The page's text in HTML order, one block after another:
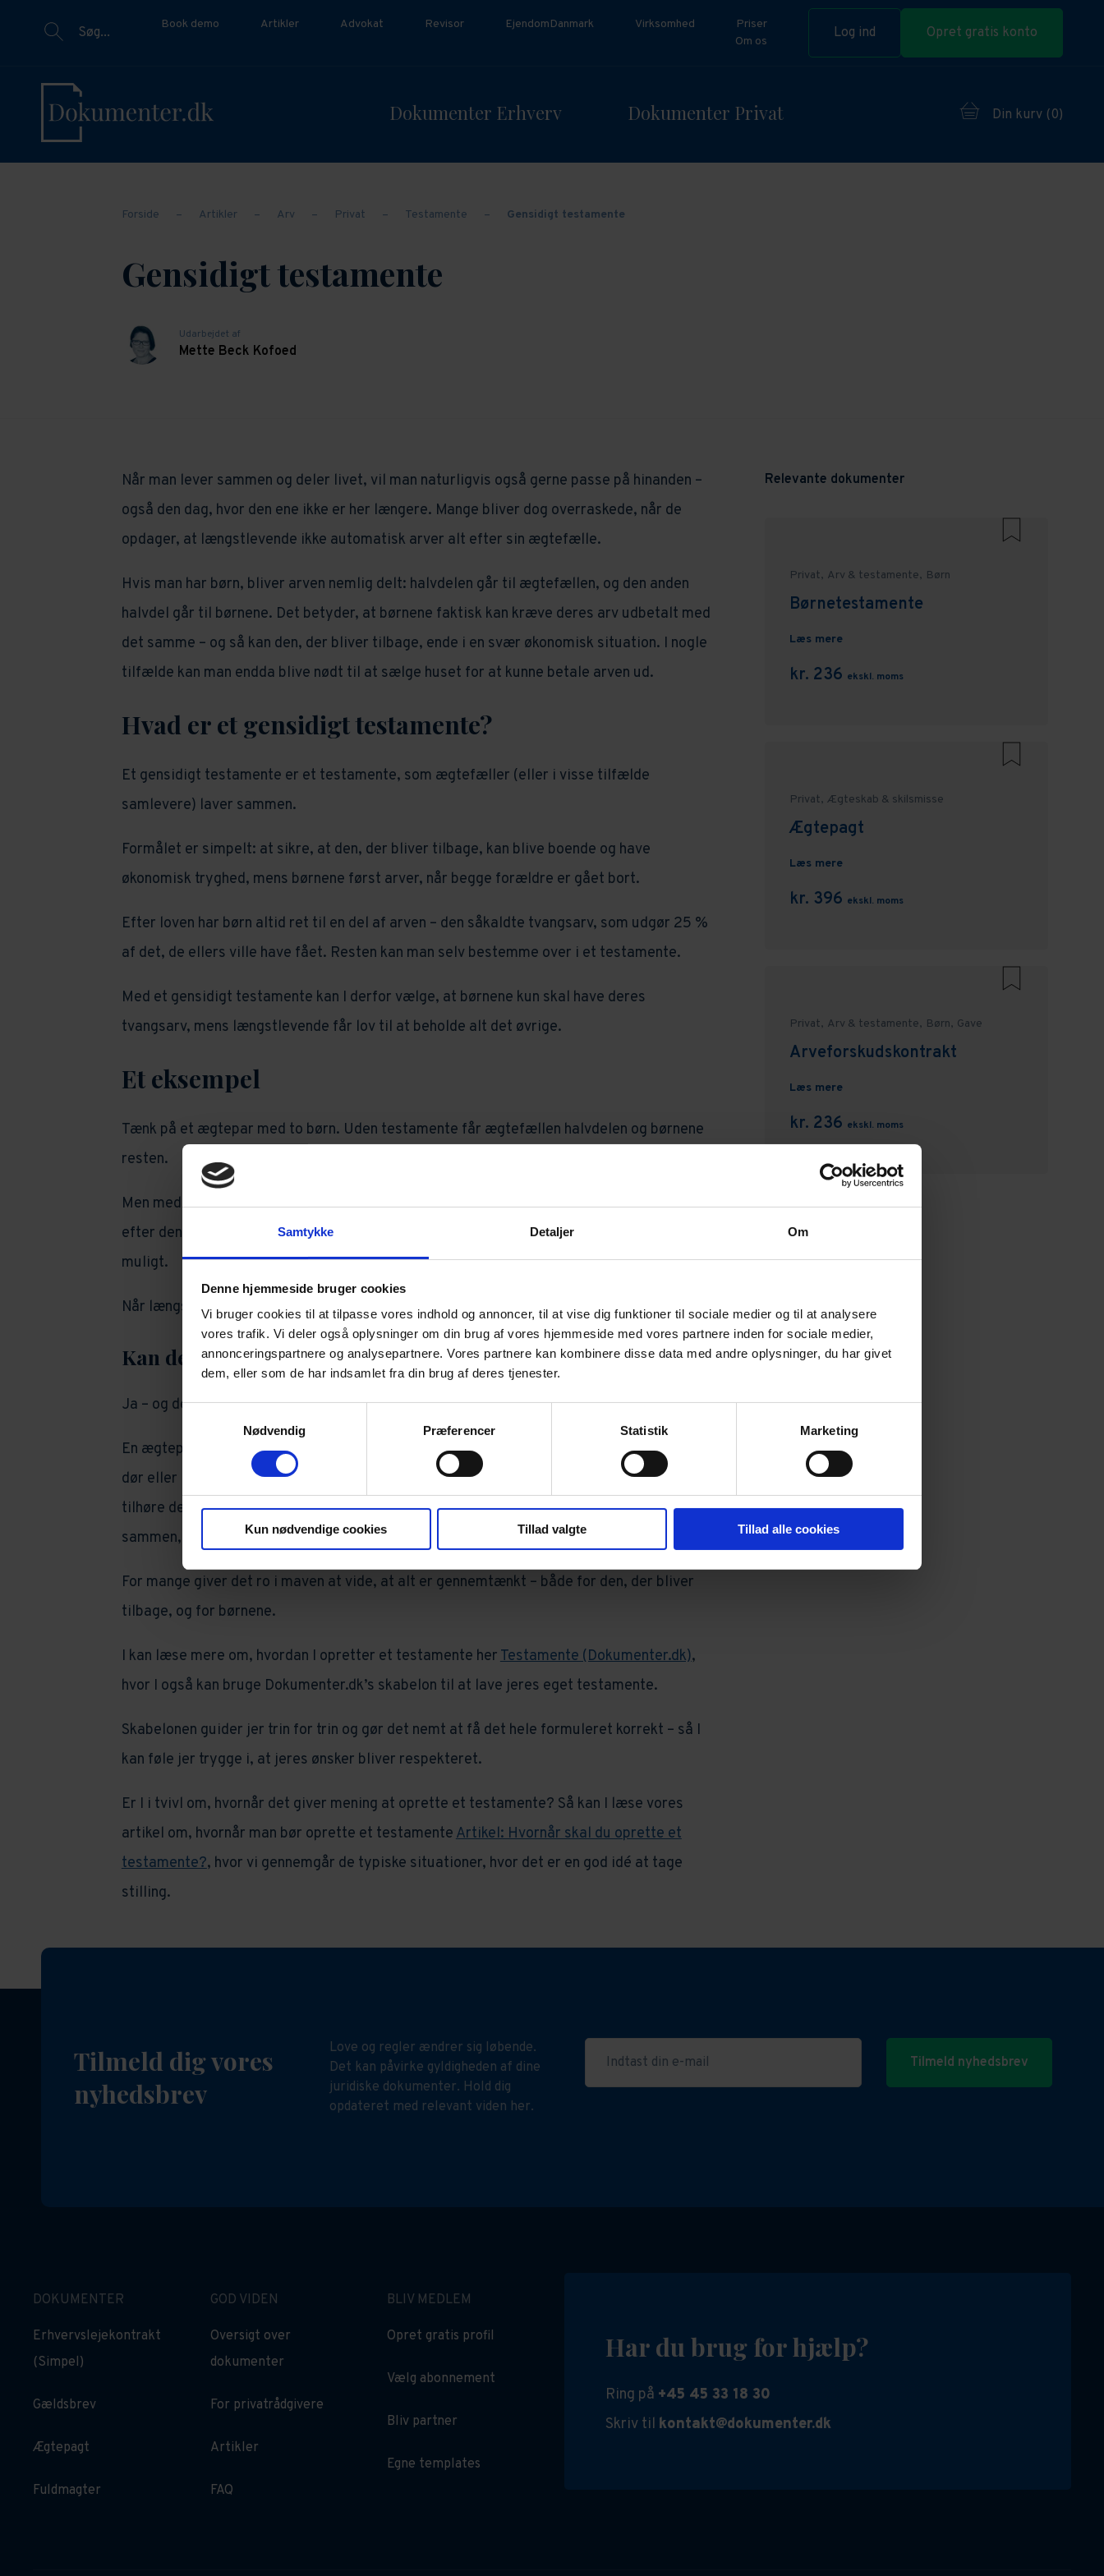
Samtykke Detaljer Om
Denne hjemmeside bruger cookies
Vi bruger cookies til at tilpasse vores indhold og annoncer, til at vise dig funktioner til sociale medier og til at analysere
vores trafik. Vi deler også oplysninger om din brug af vores hjemmeside med vores partnere inden for sociale medier,
annonceringspartnere og analysepartnere. Vores partnere kan kombinere disse data med andre oplysninger, du har givet
dem, eller som de har indsamlet fra din brug af deres tjenester.
Samtykkevalg
Nødvendig
Præferencer Statistik Marketing
Kun nødvendige cookies Tillad valgte Tillad alle cookies
Søg...
Book demo Artikler Advokat Revisor EjendomDanmark Virksomhed
Priser
Om os
Log ind Opret gratis konto
Dokumenter Erhverv Dokumenter Privat Din kurv (0)
Forside – Artikler – Arv – Privat – Testamente – Gensidigt testamente
Gensidigt testamente
Udarbejdet af
Mette Beck Kofoed
Når man lever sammen og deler livet, vil man naturligvis også gerne passe på hinanden –
også den dag, hvor den ene ikke er her længere. Mange bliver dog overraskede, når de
opdager, at længstlevende ikke automatisk arver alt efter sin ægtefælle.
Hvis man har børn, bliver arven nemlig delt: halvdelen går til ægtefællen, og den anden
halvdel går til børnene. Det betyder, at børnene faktisk kan kræve deres arv udbetalt med
det samme – og så kan den, der bliver tilbage, ende i en svær økonomisk situation. I nogle
tilfælde kan man endda blive nødt til at sælge huset for at kunne betale arven ud.
Hvad er et gensidigt testamente?
Et gensidigt testamente er et testamente, som ægtefæller (eller i visse tilfælde
samlevere) laver sammen.
Formålet er simpelt: at sikre, at den, der bliver tilbage, kan blive boende og have
økonomisk tryghed, mens børnene først arver, når begge forældre er gået bort.
Efter loven har børn altid ret til en del af arven – den såkaldte tvangsarv, som udgør 25 %
af det, de ellers ville have fået. Resten kan man selv bestemme over i et testamente.
Med et gensidigt testamente kan I derfor vælge, at børnene kun skal have deres
tvangsarv, mens længstlevende får lov til at beholde alt det øvrige.
Et eksempel
Tænk på et ægtepar med to børn. Uden testamente får ægtefællen halvdelen og børnene
resten.
Men med et gensidigt testamente kan I beslutte, at børnene kun skal have deres tvangsarv
efter den første forælders død – så den efterlevende kan blive boende og beholde mest
muligt.
Når længstlevende engang dør, får børnene så alt, hvad der er tilbage.
Kan det kombineres med en ægtepagt?
Ja – og det er faktisk ret enkelt.
En ægtepagt handler om, hvordan jeres værdier og ejendele skal fordeles, hvis den ene
dør eller I går fra hinanden. I kan fx bestemme, at noget skal være særeje – altså kun
tilhøre den ene. På den måde kan I skræddersy, hvordan jeres økonomi og arv skal hænge
sammen, så det passer bedst til jeres situation.
For mange giver det ro i maven at vide, at alt er gennemtænkt – både for den, der bliver
tilbage, og for børnene.
I kan læse mere om, hvordan I opretter et testamente herTestamente (Dokumenter.dk),
hvor I også kan bruge Dokumenter.dk’s skabelon til at lave jeres eget testamente.
Skabelonen guider jer trin for trin og gør det nemt at få det hele formuleret korrekt – så I
kan føle jer trygge i, at jeres ønsker bliver respekteret.
Er I i tvivl om, hvornår det giver mening at oprette et testamente? Så kan I læse vores
artikel om, hvornår man bør oprette et testamenteArtikel: Hvornår skal du oprette et
testamente?, hvor vi gennemgår de typiske situationer, hvor det er en god idé at tage
stilling.
Relevante dokumenter
Privat, Arv & testamente, Børn
Børnetestamente
Læs mere
kr. 236 ekskl. moms
Privat, Ægteskab & skilsmisse
Ægtepagt
Læs mere
kr. 396 ekskl. moms
Privat, Arv & testamente, Børn, Gave
Arveforskudskontrakt
Læs mere
kr. 236 ekskl. moms
Tilmeld dig vores
nyhedsbrev
Love og regler ændrer sig løbende.
Det kan påvirke gyldigheden af dine
juridiske dokumenter. Hold dig
opdateret med relevant viden her.
Indtast din e-mail Tilmeld nyhedsbrev
DOKUMENTER
Erhvervslejekontrakt
(Simpel)
Gældsbrev
Ægtepagt
Fuldmagter
GOD VIDEN
Oversigt over
dokumenter
For privatrådgivere
Artikler
FAQ
BLIV MEDLEM
Opret gratis profil
Vælg abonnement
Bliv partner
Egne templates
Har du brug for hjælp?
Ring på +45 45 33 18 30
Skriv til kontakt@dokumenter.dk